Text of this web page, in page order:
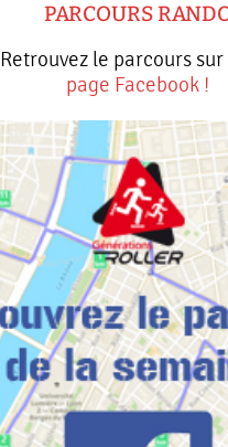
PARCOURS
Retrouvez le parcours
page Facebook !